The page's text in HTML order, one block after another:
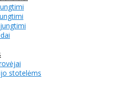
stotelėms